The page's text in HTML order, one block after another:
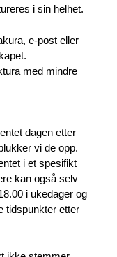
i sin helhet.
e-post eller
med mindre
dagen etter
vi de opp.
i et spesifikt
kan også selv
i ukedager og
tidspunkter etter